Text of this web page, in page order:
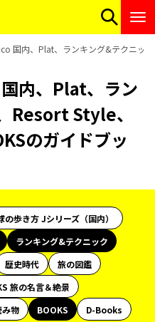
国内、Plat、ランキング&テクニッ
内、Plat、ラン
Resort Style、
のガイドブッ
の歩き方 Jシリーズ（国内）
ランキング&テクニック
歴史時代
旅の図鑑
旅の名言＆絶景
み物 BOOKS
D-Books